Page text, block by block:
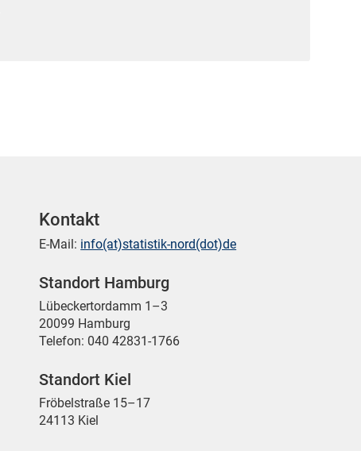
Kontakt
E-Mail: info(at)statistik-nord(dot)de
Standort Hamburg
Lübeckertordamm 1–3
20099 Hamburg
Telefon: 040 42831-1766
Standort Kiel
Fröbelstraße 15–17
24113 Kiel